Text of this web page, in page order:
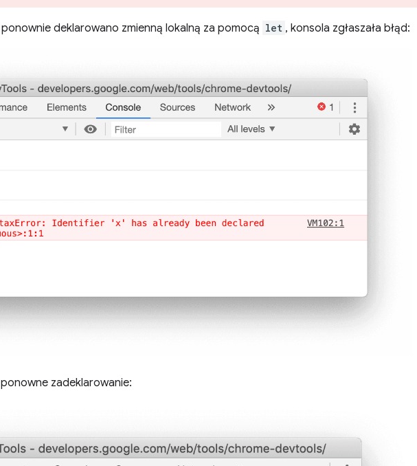
deklarowano zmienną lokalną za pomocą let , konsola zgłaszała błąd:
zadeklarowanie: